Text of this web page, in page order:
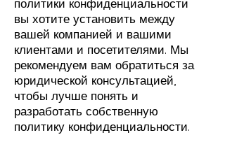
политики конфиденциальности
вы хотите установить между
вашей компанией и вашими
клиентами и посетителями. Мы
рекомендуем вам обратиться за
юридической консультацией,
чтобы лучше понять и
разработать собственную
политику конфиденциальности.